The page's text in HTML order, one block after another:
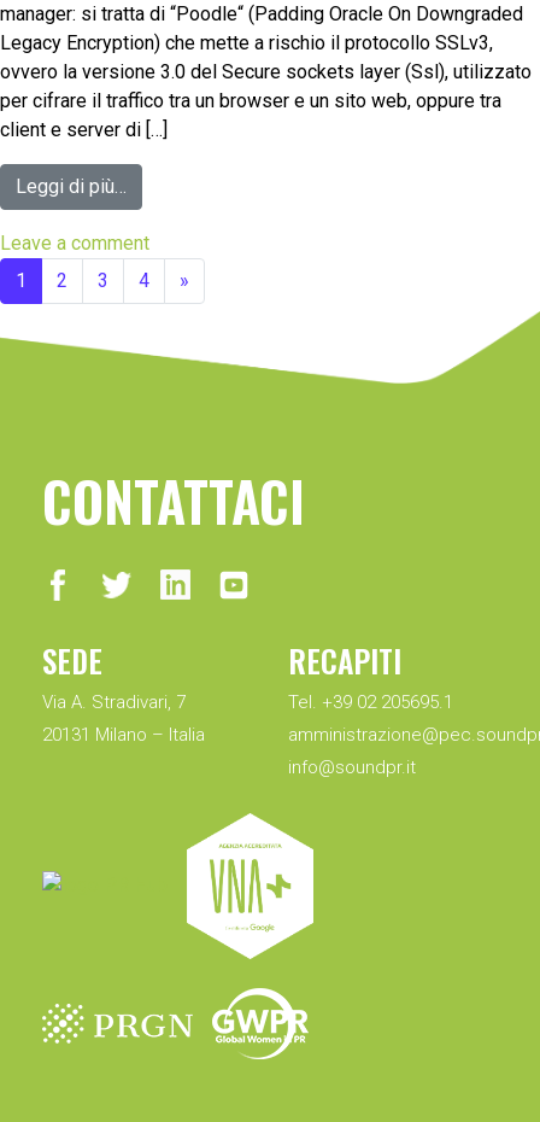
manager: si tratta di “Poodle“ (Padding Oracle On Downgraded
Legacy Encryption) che mette a rischio il protocollo SSLv3,
ovvero la versione 3.0 del Secure sockets layer (Ssl), utilizzato
per cifrare il traffico tra un browser e un sito web, oppure tra
client e server di […]
Leggi di più…
Leave a comment
1
2 3 4 »
CONTATTACI
SEDE
Via A. Stradivari, 7
20131 Milano – Italia
RECAPITI
Tel. +39 02 205695.1
info@soundpr.it